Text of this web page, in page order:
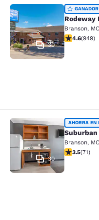
Rodeway Inn
30
Rodeway
Branson,
calificación
4.6(949)
Suburban
30
AHORRA EN
Suburban
Branson,
calificación
3.5(71)